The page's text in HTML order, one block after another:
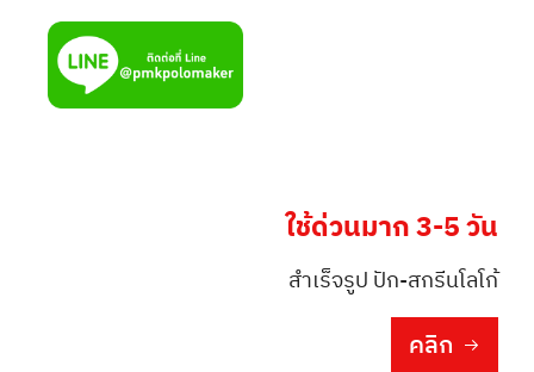
ใช้ด่วนมาก 3-5 วัน
สำเร็จรูป ปัก-สกรีนโลโก้
คลิก